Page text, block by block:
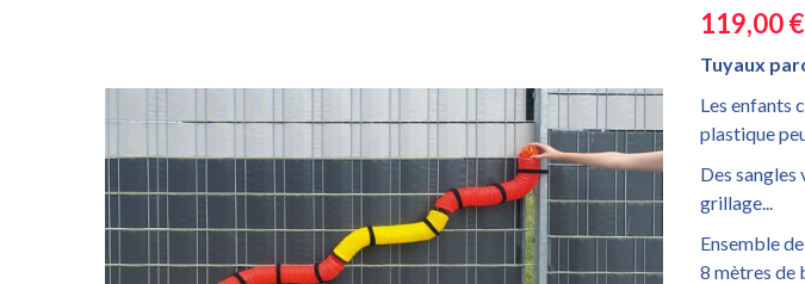
119,00 €
Tuyaux
Les enfants
plastique
Des
grillage...
Ensemble
8 mètres de